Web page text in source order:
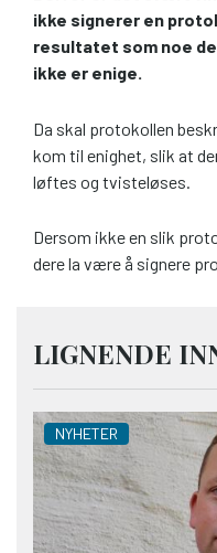
ikke signerer en
resultatet som noe
ikke er enige.
Da skal protokollen
kom til enighet, slik at
løftes og tvisteløses.
Dersom ikke en slik
dere la være å signere
LIGNENDE
NYHETER